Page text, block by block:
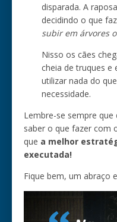
disparada. A
decidindo o que
subir em árvores
Nisso os cães
cheia de truques e
utilizar nada do
necessidade.
Lembre-se sempre
saber o que fazer com
que a melhor
executada!
Fique bem, um abraço